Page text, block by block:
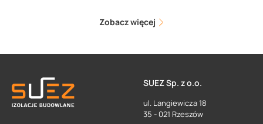
Zobacz więcej
SUEZ Sp. z o.o.
ul. Langiewicza 18
35 - 021 Rzeszów